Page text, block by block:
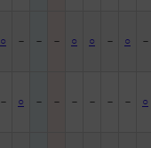
○ － － － ○ ○ － ○ －
－ ○ － － － － － － ○